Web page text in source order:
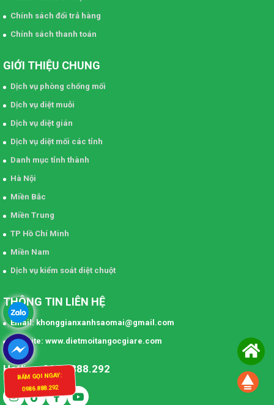
Chính sách đổi trả hàng
Chính sách thanh toán
GIỚI THIỆU CHUNG
Dịch vụ phòng chống mối
Dịch vụ diệt muỗi
Dịch vụ diệt gián
Dịch vụ diệt mối các tỉnh
Danh mục tỉnh thành
Hà Nội
Miền Bắc
Miền Trung
TP Hồ Chí Minh
Miền Nam
Dịch vụ kiểm soát diệt chuột
THÔNG TIN LIÊN HỆ
Email: khonggianxanhsaomai@gmail.com
Website: www.dietmoitangocgiare.com
Hotline: 0986.888.292
BẤM GỌI NGAY:
0986.888.292